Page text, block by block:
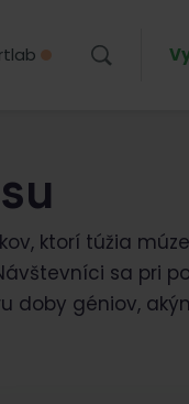
ktorí túžia
sa pri
doby géniov,